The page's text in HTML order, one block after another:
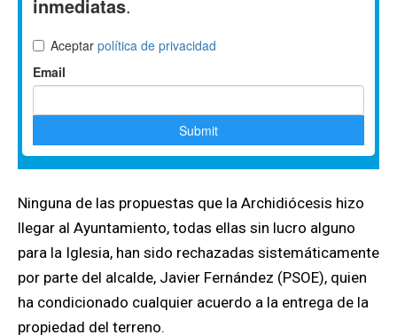
Ninguna de las propuestas que la Archidiócesis hizo
llegar al Ayuntamiento, todas ellas sin lucro alguno
para la Iglesia, han sido rechazadas sistemáticamente
por parte del alcalde, Javier Fernández (PSOE), quien
ha condicionado cualquier acuerdo a la entrega de la
propiedad del terreno.